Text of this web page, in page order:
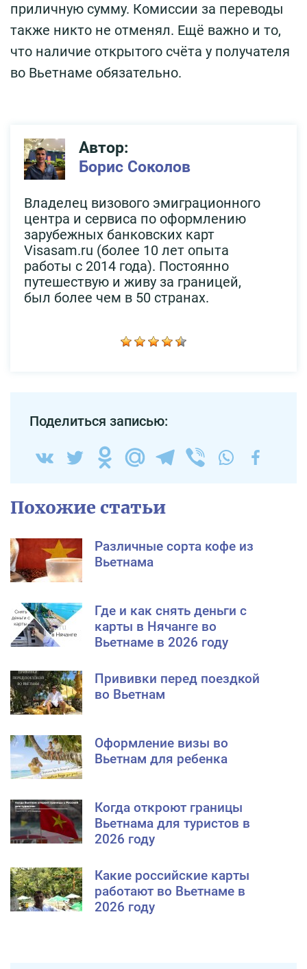
приличную сумму. Комиссии за переводы
также никто не отменял. Ещё важно и то,
что наличие открытого счёта у получателя
во Вьетнаме обязательно.
Автор:
Борис Соколов
Владелец визового эмиграционного
центра и сервиса по оформлению
зарубежных банковских карт
Visasam.ru (более 10 лет опыта
работы с 2014 года). Постоянно
путешествую и живу за границей,
был более чем в 50 странах.
Поделиться записью:
Похожие статьи
Различные сорта кофе из
Вьетнама
Где и как снять деньги с
карты в Нячанге во
Вьетнаме в 2026 году
Прививки перед поездкой
во Вьетнам
Оформление визы во
Вьетнам для ребенка
Когда откроют границы
Вьетнама для туристов в
2026 году
Какие российские карты
работают во Вьетнаме в
2026 году